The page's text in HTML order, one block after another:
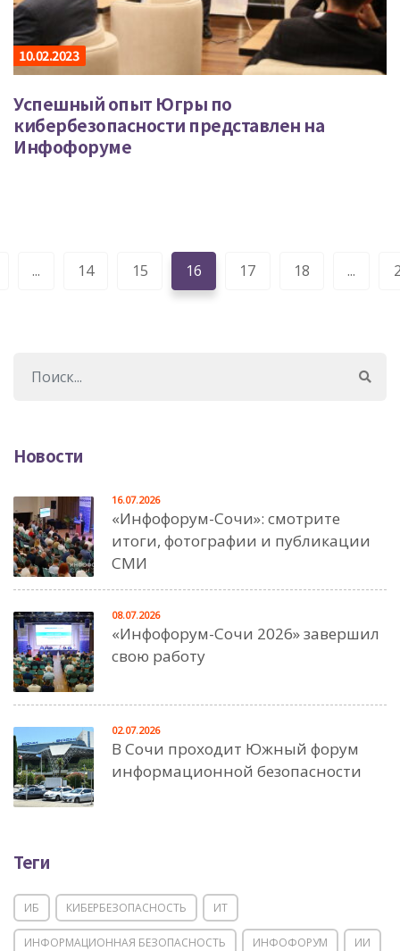
10.02.2023
Успешный опыт Югры по
кибербезопасности представлен на
Инфофоруме
... 14 15 16 17 18 ...
Новости
«Инфофорум-Сочи»: смотрите
итоги, фотографии и публикации
СМИ
16.07.2026
«Инфофорум-Сочи 2026» завершил
свою работу
08.07.2026
В Сочи проходит Южный форум
информационной безопасности
02.07.2026
Теги
ИБ КИБЕРБЕЗОПАСНОСТЬ ИТ
ИНФОРМАЦИОННАЯ БЕЗОПАСНОСТЬ ИНФОФОРУМ ИИ